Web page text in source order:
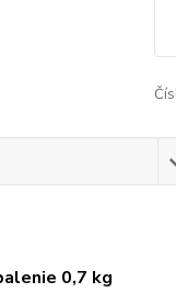
0,7 kg